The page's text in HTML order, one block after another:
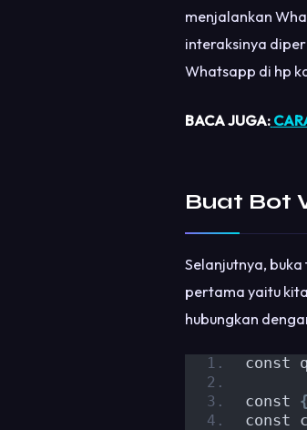
menjalankan
interaksinya
Whatsapp di hp
BACA JUGA:
Buat Bot
Selanjutnya,
pertama yaitu
hubungkan
const
const {
const